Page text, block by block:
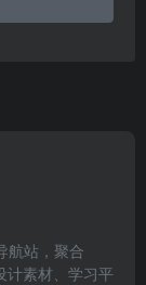
航站，聚合
计素材、学习平